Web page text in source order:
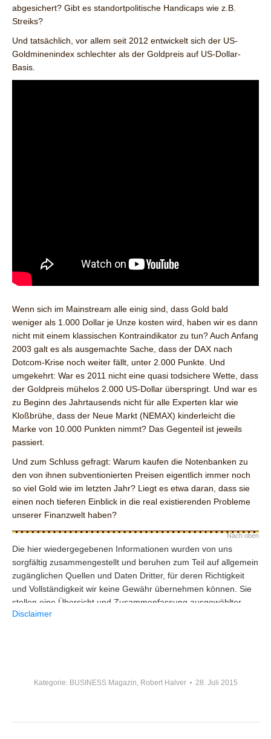
abgesichert? Gibt es standortpolitische Handicaps wie z.B.
Streiks?
Und tatsächlich, vor allem seit 2012 entwickelt sich der US-
Goldminenindex schlechter als der Goldpreis auf US-Dollar-
Basis.
Wenn sich im Mainstream alle einig sind, dass Gold bald
weniger als 1.000 Dollar je Unze kosten wird, haben wir es dann
nicht mit einem klassischen Kontraindikator zu tun? Auch Anfang
2003 galt es als ausgemachte Sache, dass der DAX nach
Dotcom-Krise noch weiter fällt, unter 2.000 Punkte. Und
umgekehrt: War es 2011 nicht eine quasi todsichere Wette, dass
der Goldpreis mühelos 2.000 US-Dollar überspringt. Und war es
zu Beginn des Jahrtausends nicht für alle Experten klar wie
Kloßbrühe, dass der Neue Markt (NEMAX) kinderleicht die
Marke von 10.000 Punkten nimmt? Das Gegenteil ist jeweils
passiert.
Und zum Schluss gefragt: Warum kaufen die Notenbanken zu
den von ihnen subventionierten Preisen eigentlich immer noch
so viel Gold wie im letzten Jahr? Liegt es etwa daran, dass sie
einen noch tieferen Einblick in die real existierenden Probleme
unserer Finanzwelt haben?
Nach oben
Die hier wiedergegebenen Informationen wurden von uns
sorgfältig zusammengestellt und beruhen zum Teil auf allgemein
zugänglichen Quellen und Daten Dritter, für deren Richtigkeit
und Vollständigkeit wir keine Gewähr übernehmen können. Sie
stellen eine Übersicht und Zusammenfassung ausgewählter
Meldungen und Zahlen dar. Die Informationen stellen keine
erstellt. Sie stellen keine Finanzanalyse i.S. des § 34b WpHG
von Finanzanalysen und unterliegen nicht dem Verbot des
Disclaimer
Kategorie: BUSINESS Magazin, Robert Halver 28. Juli 2015